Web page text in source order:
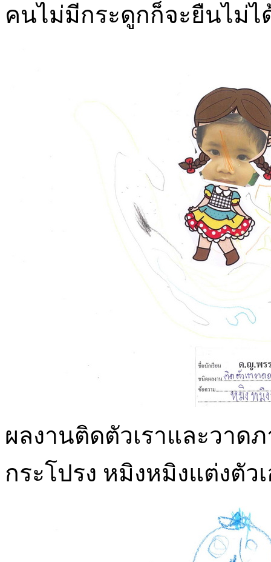
คนไม่มีกระดูกก็จะยืนไม่ไ
ผลงานติดตัวเราและวาด
กระโปรง หมิงหมิงแต่งตัว